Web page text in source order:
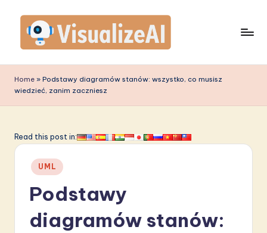
content
is
u
li
A
Home » Podstawy diagramów stanów: wszystko, co musisz
wiedzieć, zanim zaczniesz
Read this post in:
Posted
in
UML
Podstawy
diagramów stanów: